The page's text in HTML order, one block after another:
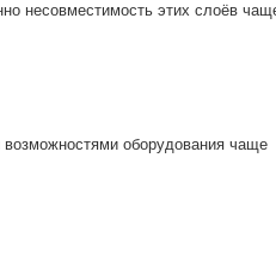
несовместимость этих слоёв
возможностями оборудования чаще